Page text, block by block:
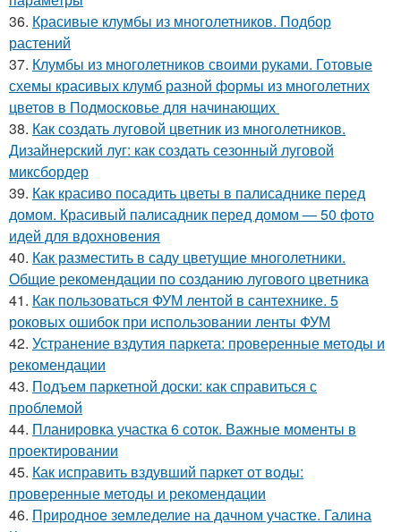
36. Красивые клумбы из многолетников. Подбор
растений
37. Клумбы из многолетников своими руками. Готовые
схемы красивых клумб разной формы из многолетних
цветов в Подмосковье для начинающих
38. Как создать луговой цветник из многолетников.
Дизайнерский луг: как создать сезонный луговой
миксбордер
39. Как красиво посадить цветы в палисаднике перед
домом. Красивый палисадник перед домом — 50 фото
идей для вдохновения
40. Как разместить в саду цветущие многолетники.
Общие рекомендации по созданию лугового цветника
41. Как пользоваться ФУМ лентой в сантехнике. 5
роковых ошибок при использовании ленты ФУМ
42. Устранение вздутия паркета: проверенные методы и
рекомендации
43. Подъем паркетной доски: как справиться с
проблемой
44. Планировка участка 6 соток. Важные моменты в
проектировании
45. Как исправить вздувший паркет от воды:
проверенные методы и рекомендации
46. Природное земледелие на дачном участке. Галина